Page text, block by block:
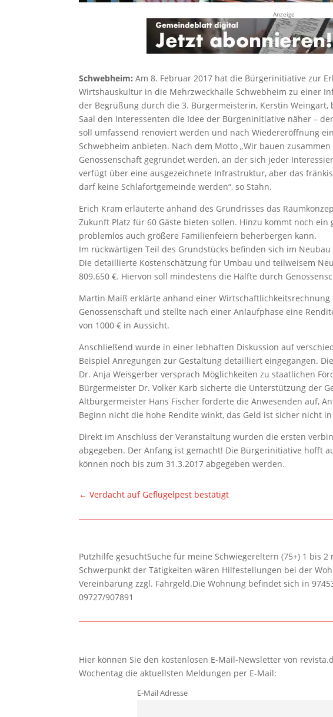
Anzeige
Schwebheim:Am 8. Februar 2017 hat die Bürgerinitiative zur
Wirtshauskultur in die Mehrzweckhalle Schwebheim zu einer
der Begrüßung durch die 3. Bürgermeisterin, Kerstin Weingart,
Saal den Interessenten die Idee der Bürgeninitiative näher –
soll umfassend renoviert werden und nach Wiedereröffnung
Schwebheim anbieten. Nach dem Motto „Wir bauen
Genossenschaft gegründet werden, an der sich jeder
verfügt über eine ausgezeichnete Infrastruktur, aber das
darf keine Schlafortgemeinde werden“, so Stahn.
Erich Kram erläuterte anhand des Grundrisses das
Zukunft Platz für 60 Gäste bieten sollen. Hinzu kommt noch ein
problemlos auch größere Familienfeiern beherbergen kann.
Im rückwärtigen Teil des Grundstücks befinden sich im Neubau
Die detaillierte Kostenschätzung für Umbau und teilweisem
809.650 €. Hiervon soll mindestens die Hälfte durch
Martin Maiß erklärte anhand einer Wirtschaftlichkeitsrechnung
Genossenschaft und stellte nach einer Anlaufphase eine
von 1000 € in Aussicht.
Anschließend wurde in einer lebhaften Diskussion auf
Beispiel Anregungen zur Gestaltung detailliert eingegangen.
Dr. Anja Weisgerber versprach Möglichkeiten zu staatlichen
Bürgermeister Dr. Volker Karb sicherte die Unterstützung der
Altbürgermeister Hans Fischer forderte die Anwesenden auf,
Beginn nicht die hohe Rendite winkt, das Geld ist sicher nicht in
Direkt im Anschluss der Veranstaltung wurden die ersten
abgegeben. Der Anfang ist gemacht! Die Bürgerinitiative hofft
können noch bis zum 31.3.2017 abgegeben werden.
←Verdacht auf Geflügelpest bestätigt
Putzhilfe gesuchtSuche für meine Schwiegereltern (75+) 1 bis
Schwerpunkt der Tätigkeiten wären Hilfestellungen bei der
Vereinbarung zzgl. Fahrgeld.Die Wohnung befindet sich in
09727/907891
Hier können Sie den kostenlosen E-Mail-Newsletter von
Wochentag die aktuellsten Meldungen per E-Mail:
E-Mail Adresse